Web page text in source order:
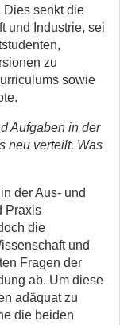
Dies senkt die
und Industrie, sei
zu
sowie
Aufgaben in der
neu verteilt. Was
der Aus- und
Praxis
die
und
Fragen der
ab. Um diese
adäquat zu
die beiden